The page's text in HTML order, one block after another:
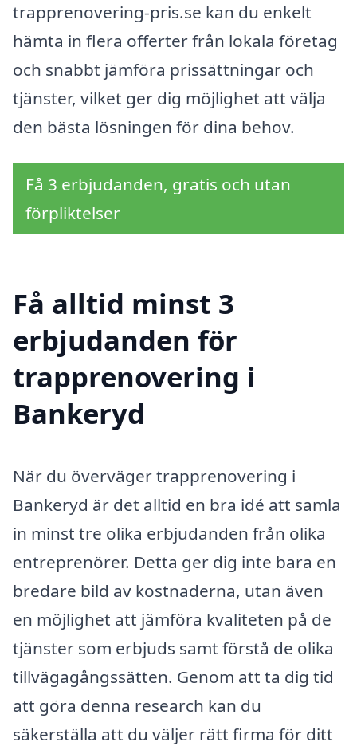
trapprenovering-pris.se kan du enkelt
hämta in flera offerter från lokala företag
och snabbt jämföra prissättningar och
tjänster, vilket ger dig möjlighet att välja
den bästa lösningen för dina behov.
Få 3 erbjudanden, gratis och utan
förpliktelser
Få alltid minst 3
erbjudanden för
trapprenovering i
Bankeryd
När du överväger trapprenovering i
Bankeryd är det alltid en bra idé att samla
in minst tre olika erbjudanden från olika
entreprenörer. Detta ger dig inte bara en
bredare bild av kostnaderna, utan även
en möjlighet att jämföra kvaliteten på de
tjänster som erbjuds samt förstå de olika
tillvägagångssätten. Genom att ta dig tid
att göra denna research kan du
säkerställa att du väljer rätt firma för ditt